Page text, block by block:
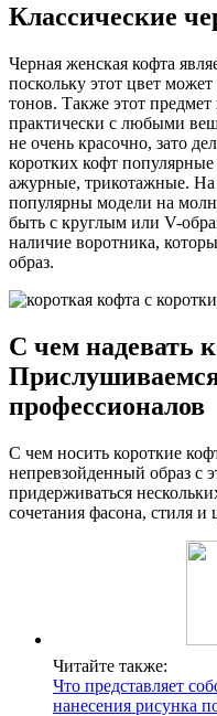
Классические
Черная женская кофта
поскольку этот цвет
тонов. Также этот предмет
практически с любыми
не очень красочно, зато
коротких кофт
ажурные, трикотажные.
популярны модели на
быть с круглым или V-
наличие воротника,
образ.
С чем надевать
профессионалов
С чем носить короткие
непревзойденный образ с
придерживаться
сочетания фасона, стиля и
Читайте также:
Что представляет
нанесения рисунка